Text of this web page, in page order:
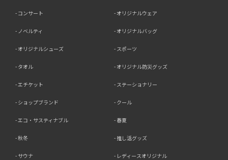
コンサート オリジナルウェア
ノベルティ オリジナルバッグ
オリジナルシューズ スポーツ
タオル オリジナル防災グッズ
エチケット ステーショナリー
ショップブランド クール
エコ・サスティナブル 春夏
秋冬 推し活グッズ
サウナ レディースオリジナル